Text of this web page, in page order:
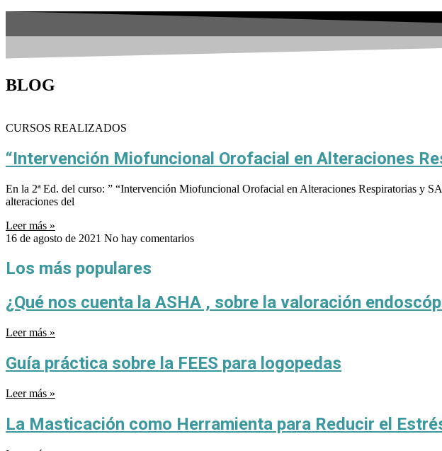
BLOG
CURSOS REALIZADOS
“Intervención Miofuncional Orofacial en Alteraciones
En la 2ª Ed. del curso: ” “Intervención Miofuncional Orofacial en Alteraciones Respiratorias y
alteraciones del
Leer más »
16 de agosto de 2021 No hay comentarios
Los más populares
¿Qué nos cuenta la ASHA , sobre la valoración
Leer más »
Guía práctica sobre la FEES para logopedas
Leer más »
La Masticación como Herramienta para Reducir el